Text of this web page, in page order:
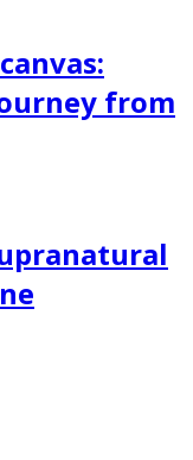
from